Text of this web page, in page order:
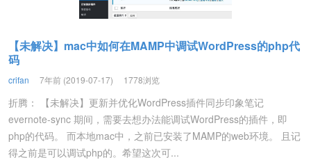
【未解决】mac中如何在MAMP中调试WordPress的php代
码
crifan 7年前 (2019-07-17) 1778浏览
折腾： 【未解决】更新并优化WordPress插件同步印象笔记
evernote-sync 期间，需要去想办法能调试WordPress的插件，即
php的代码。 而本地mac中，之前已安装了MAMP的web环境。 且记
得之前是可以调试php的。希望这次可...